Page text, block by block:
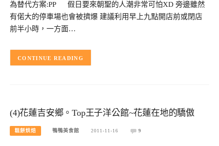
為替代方案:PP 假日要來朝聖的人潮非常可怕XD 旁邊雖然
有偌大的停車場也會被擠爆 建議利用早上九點開店前或閉店
前半小時，一方面…
CONTINUE READING
(4)花蓮吉安鄉。Top王子洋公館~花蓮在地的驕傲
糕餅烘焙 鴨鴨美食館 2011-11-16 9